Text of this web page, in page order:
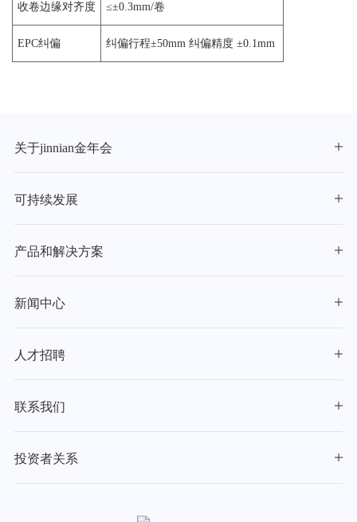
收卷边缘对齐度 ≤±0.3mm/卷
EPC纠偏 纠偏行程±50mm 纠偏精度 ±0.1mm
关于jinnian金年会
可持续发展
产品和解决方案
新闻中心
人才招聘
联系我们
投资者关系